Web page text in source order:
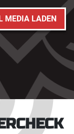
MEDIA LADEN